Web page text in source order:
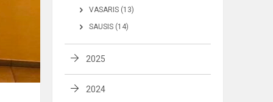
VASARIS (13)
SAUSIS (14)
2025
2024